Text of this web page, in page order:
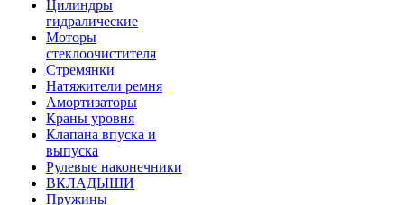
Цилиндры
гидралические
Моторы
стеклоочистителя
Стремянки
Натяжители ремня
Амортизаторы
Краны уровня
Клапана впуска и
выпуска
Рулевые наконечники
ВКЛАДЫШИ
Пружины